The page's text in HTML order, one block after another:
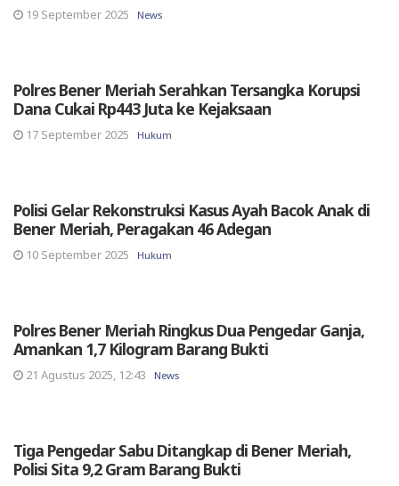
19 September 2025 News
Polres Bener Meriah Serahkan Tersangka Korupsi
Dana Cukai Rp443 Juta ke Kejaksaan
17 September 2025 Hukum
Polisi Gelar Rekonstruksi Kasus Ayah Bacok Anak di
Bener Meriah, Peragakan 46 Adegan
10 September 2025 Hukum
Polres Bener Meriah Ringkus Dua Pengedar Ganja,
Amankan 1,7 Kilogram Barang Bukti
21 Agustus 2025, 12:43 News
Tiga Pengedar Sabu Ditangkap di Bener Meriah,
Polisi Sita 9,2 Gram Barang Bukti